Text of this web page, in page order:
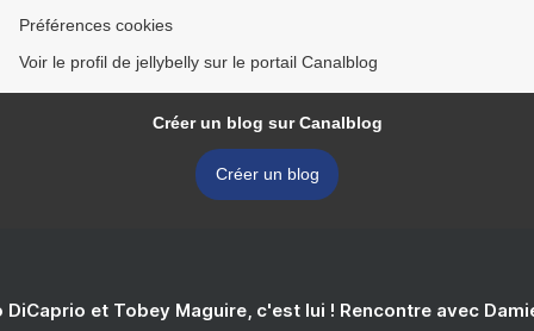
Préférences cookies
Voir le profil de jellybelly sur le portail Canalblog
Créer un blog sur Canalblog
Créer un blog
DiCaprio et Tobey Maguire, c'est lui ! Rencontre avec